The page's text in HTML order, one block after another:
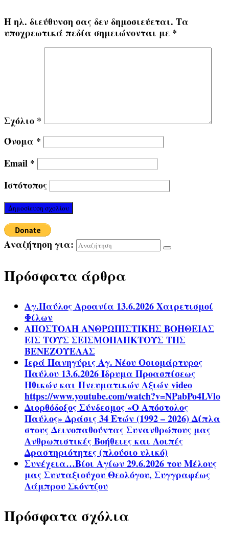
Η ηλ. διεύθυνση σας δεν δημοσιεύεται. Τα
υποχρεωτικά πεδία σημειώνονται με *
Σχόλιο *
Όνομα *
Email *
Ιστότοπος
Αναζήτηση για:
Πρόσφατα άρθρα
Αγ.Παύλος Αροανία 13.6.2026 Χαιρετισμοί
Φίλων
ΑΠΟΣΤΟΛΗ ΑΝΘΡΩΠΙΣΤΙΚΗΣ ΒΟΗΘΕΙΑΣ
ΕΙΣ ΤΟΥΣ ΣΕΙΣΜΟΠΛΗΚΤΟΥΣ ΤΗΣ
ΒΕΝΕΖΟΥΕΛΑΣ
Ιερά Πανηγύρις Αγ. Νέου Οσιομάρτυρος
Παύλου 13.6.2026 Ίδρυμα Προασπίσεως
Ηθικών και Πνευματικών Αξιών video
https://www.youtube.com/watch?v=NPabPo4LVlo
Διορθόδοξος Σύνδεσμος «Ο Απόστολος
Παύλος» Δράσις 34 Ετών (1992 – 2026) Δίπλα
στους Δεινοπαθούντας Συνανθρώπους μας
Ανθρωπιστικές Βοήθειες και Λοιπές
Δραστηριότητες (πλούσιο υλικό)
Συνέχεια…Βίοι Αγίων 29.6.2026 του Μέλους
μας Συνταξιούχου Θεολόγου, Συγγραφέως
Λάμπρου Σκόντζου
Πρόσφατα σχόλια